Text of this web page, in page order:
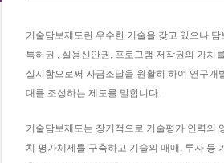
기술담보제도란 우수한 기술을 갖고 있으나
특허권 , 실용신안권, 프로그램 저작권의 가치
실시함으로써 자금조달을 원활히 하여 연구
대를 조성하는 제도를 말합니다.
기술담보제도는 장기적으로 기술평가 인력의
치 평가체제를 구축하고 기술의 매매, 투자 등